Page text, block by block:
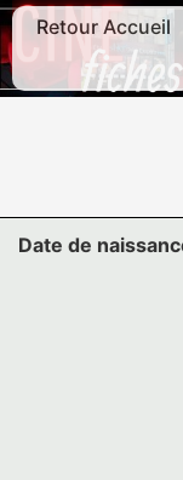
Retour Accueil
Date de